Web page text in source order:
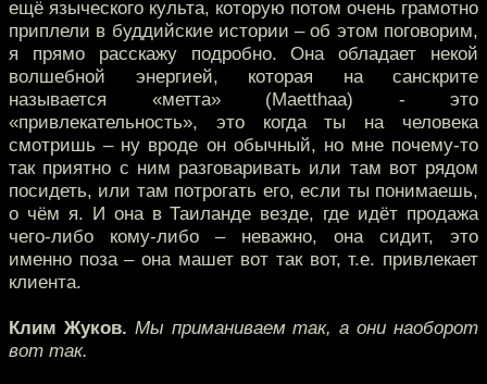
ещё языческого культа, которую потом очень грамотно
приплели в буддийские истории – об этом поговорим,
я прямо расскажу подробно. Она обладает некой
волшебной энергией, которая на санскрите
называется «метта» (Maetthaa) - это
«привлекательность», это когда ты на человека
смотришь – ну вроде он обычный, но мне почему-то
так приятно с ним разговаривать или там вот рядом
посидеть, или там потрогать его, если ты понимаешь,
о чём я. И она в Таиланде везде, где идёт продажа
чего-либо кому-либо – неважно, она сидит, это
именно поза – она машет вот так вот, т.е. привлекает
клиента.
Клим Жуков. Мы приманиваем так, а они наоборот
вот так.